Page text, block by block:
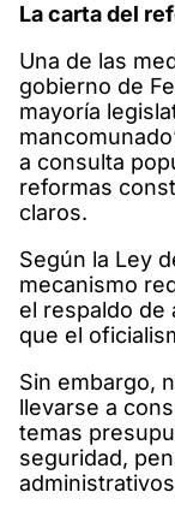
La carta del
Una de las
gobierno de
mayoría
a consulta
reformas
claros.
Según la Ley
mecanismo
el respaldo de
que el
Sin embargo,
llevarse a
temas
seguridad,